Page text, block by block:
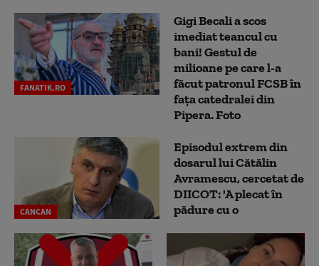
FANATIK.RO
Gigi Becali a scos
imediat teancul cu
bani! Gestul de
milioane pe care l-a
făcut patronul FCSB în
fața catedralei din
Pipera. Foto
CANCAN
Episodul extrem din
dosarul lui Cătălin
Avramescu, cercetat de
DIICOT: 'A plecat în
pădure cu o